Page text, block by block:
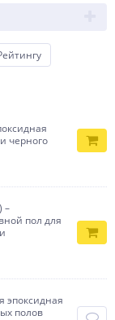
черного
–
пол для
эпоксидная
полов